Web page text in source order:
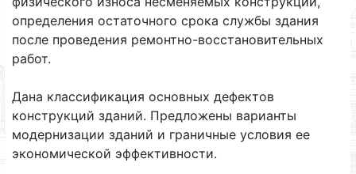
определения остаточного срока службы здания
после проведения ремонтно-восстановительных
работ.
Дана классификация основных дефектов
конструкций зданий. Предложены варианты
модернизации зданий и граничные условия ее
экономической эффективности.